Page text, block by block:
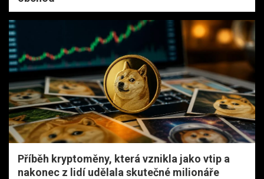
Příběh kryptoměny, která vznikla jako vtip a
nakonec z lidí udělala skutečné milionáře